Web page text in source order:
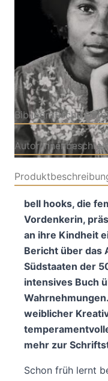
Verlag: Elisabeth
Sandmann Verlag
Hardcover
Bibliografische
bell hooks, die
Vordenkerin,
an ihre Kindheit
Bericht über das
Südstaaten der
intensives Buch
weiblicher
mehr zur
Schon früh lernt